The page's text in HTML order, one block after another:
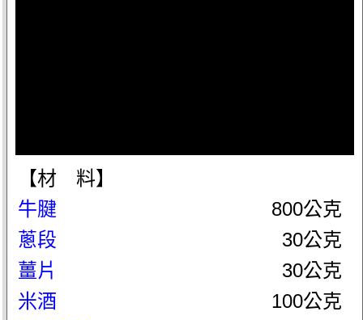
【材 料】
牛腱
800公克
蔥段
30公克
薑片
30公克
米酒
100公克